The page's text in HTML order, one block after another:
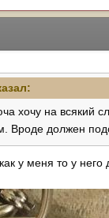
хочу на всякий
Вроде должен
у меня то у